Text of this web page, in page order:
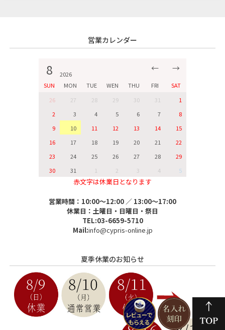
営業カレンダー
8 2026
← →
SUN MON TUE WEN THU FRI
SAT
26
27 28 29 30 31
1
2
3 4 5 6 7
8
9
10 11 12 13 14
15
16
17 18 19 20 21
22
23
24 25 26 27 28
29
30
31 1 2 3 4 5
赤文字は休業日となります
営業時間：10:00～12:00 ／ 13:00～17:00
休業日：土曜日・日曜日・祭日
TEL:03-6659-5710
Mail:info@cypris-online.jp
夏季休業のお知らせ